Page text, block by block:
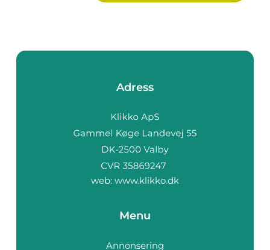
Adress
web: www.klikko.dk
Menu
Annonsering